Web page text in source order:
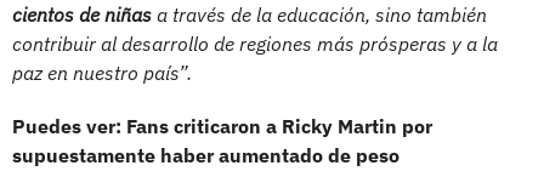
cientos de niñas a través de la educación, sino también
contribuir al desarrollo de regiones más prósperas y a la
paz en nuestro país”.
Puedes ver: Fans criticaron a Ricky Martin por
supuestamente haber aumentado de peso